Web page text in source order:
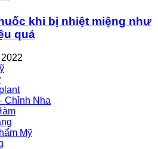
khi bị nhiệt miệng như
quả
Chỉnh Nha
Mỹ